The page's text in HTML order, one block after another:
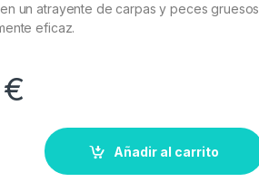
un atrayente de carpas y peces gruesos
eficaz.
€
Añadir al carrito